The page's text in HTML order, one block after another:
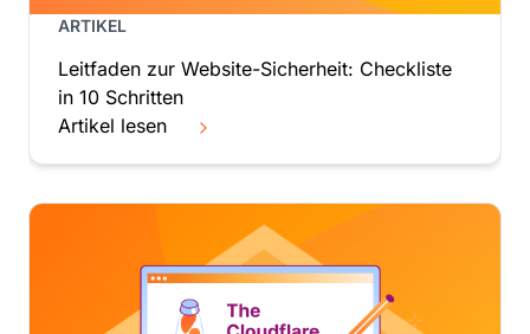
Mexiko
Monaco
Mongolei
Montenegro
Montserrat
Myanmar
ARTIKEL
Leitfaden zur Website-Sicherheit: Checkliste
in 10 Schritten
Artikel lesen